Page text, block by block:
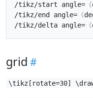
/tikz/start angle=〈
/tikz/end angle=〈
grid
\tikz[rotate=30]